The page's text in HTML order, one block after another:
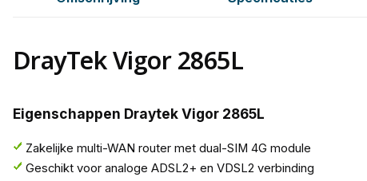
DrayTek Vigor 2865L
Eigenschappen Draytek Vigor 2865L
Zakelijke multi-WAN router met dual-SIM 4G module
Geschikt voor analoge ADSL2+ en VDSL2 verbinding